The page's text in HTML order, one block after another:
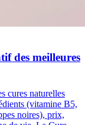
des meilleures
cures naturelles
(vitamine B5,
noires), prix,